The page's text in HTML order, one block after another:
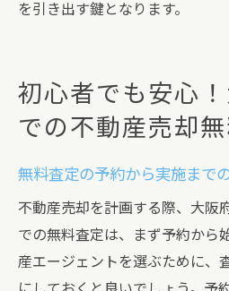
を引き出す鍵となります。
初心者でも安心
での不動産売却
無料査定の予約から実施まで
不動産売却を計画する際、大阪
での無料査定は、まず予約から
産エージェントを選ぶために、